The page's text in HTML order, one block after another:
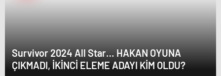
Survivor 2024 All Star… HAKAN OYUNA
ÇIKMADI, İKİNCİ ELEME ADAYI KİM OLDU?